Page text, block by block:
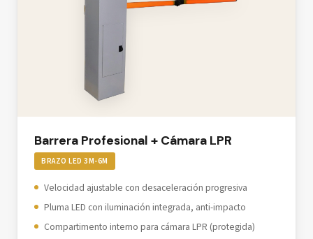
Barrera Profesional + Cámara LPR
BRAZO LED 3M-6M
Velocidad ajustable con desaceleración progresiva
Pluma LED con iluminación integrada, anti-impacto
Compartimento interno para cámara LPR (protegida)